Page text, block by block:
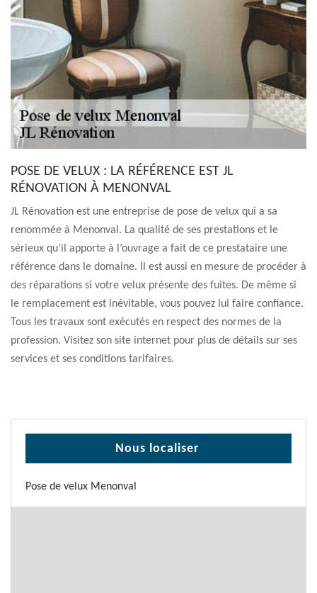
POSE DE VELUX : LA RÉFÉRENCE EST JL
RÉNOVATION À MENONVAL
JL Rénovation est une entreprise de pose de velux qui a sa
renommée à Menonval. La qualité de ses prestations et le
sérieux qu’il apporte à l’ouvrage a fait de ce prestataire une
référence dans le domaine. Il est aussi en mesure de procéder à
des réparations si votre velux présente des fuites. De même si
le remplacement est inévitable, vous pouvez lui faire confiance.
Tous les travaux sont exécutés en respect des normes de la
profession. Visitez son site internet pour plus de détails sur ses
services et ses conditions tarifaires.
Nous localiser
Pose de velux Menonval